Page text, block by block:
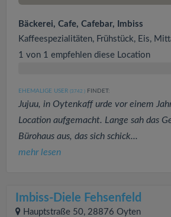
Bäckerei, Cafe, Cafebar, Imbiss
Kaffeespezialitäten, Frühstück, Eis,
1 von 1 empfehlen diese Location
EHEMALIGE USER (3742 ) FINDET:
Jujuu, in Oytenkaff urde vor einem
Location aufgemacht. Lange sah das
Bürohaus aus, das sich schick...
mehr lesen
Imbiss-Diele Fehsenfeld
Hauptstraße 50, 28876 Oyten